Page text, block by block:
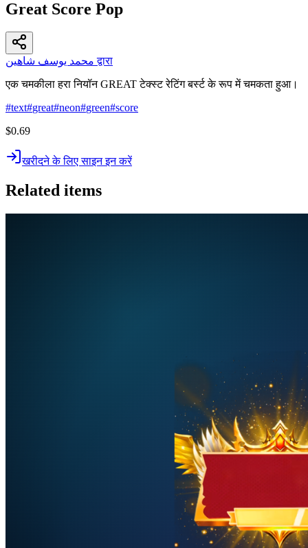
Great Score Pop
محمد يوسف شاهين द्वारा
एक चमकीला हरा नियॉन GREAT टेक्स्ट रेटिंग बर्स्ट के रूप में चमकता हुआ।
#text#great#neon#green#score
$0.69
खरीदने के लिए साइन इन करें
Related items